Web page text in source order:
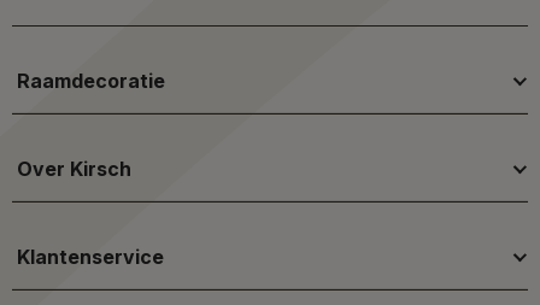
Raamdecoratie
Over Kirsch
Klantenservice